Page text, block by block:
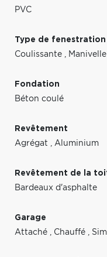
PVC
Type de fenestration
Coulissante ,
Fondation
Béton coulé
Revêtement
Agrégat , Aluminium
Revêtement de la
Bardeaux d'asphalte
Garage
Attaché , Chauffé ,